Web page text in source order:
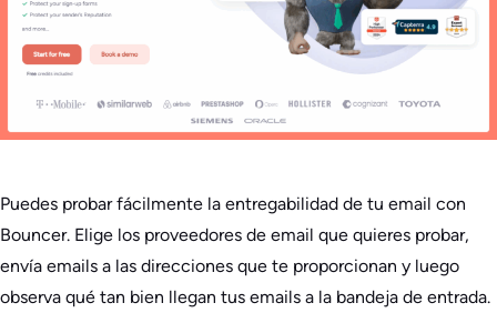
Puedes probar fácilmente la entregabilidad de tu email con
Bouncer. Elige los proveedores de email que quieres probar,
envía emails a las direcciones que te proporcionan y luego
observa qué tan bien llegan tus emails a la bandeja de entrada.